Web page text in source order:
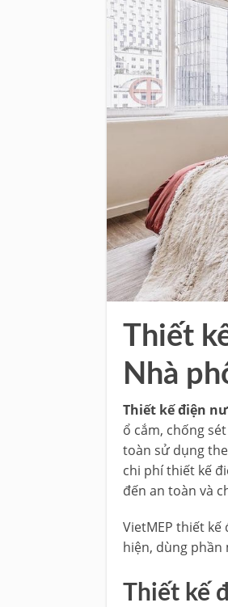
Thiết
Nhà
Thiết kế điện
ổ cắm, chống
toàn sử dụng
chi phí thiết kế
đến an toàn và
VietMEP thiết
hiện, dùng phần
Thiết kế